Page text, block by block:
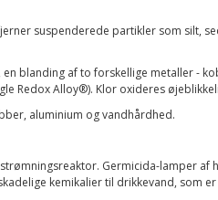
suspenderede partikler som silt,
blanding af to forskellige metaller -
Redox Alloy®). Klor oxideres
aluminium og vandhårdhed.
Germicida-lamper af
kemikalier til drikkevand, som